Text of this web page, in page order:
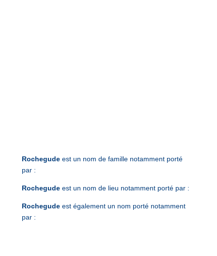
Rochegudeest un nom de famille notamment porté
par :
Rochegudeest un nom de lieu notamment porté par :
Rochegudeest également un nom porté notamment
par :